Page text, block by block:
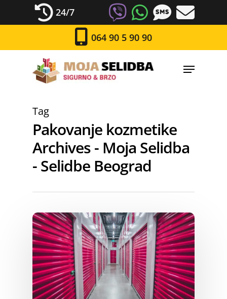
24/7
064 90 5 90 90
Tag
Pakovanje kozmetike
Archives - Moja Selidba
- Selidbe Beograd